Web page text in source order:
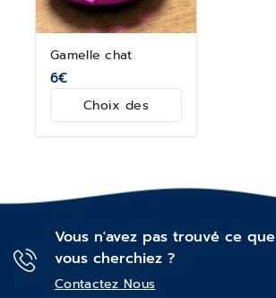
Gamelle chat
6€
Choix des
Vous n'avez pas trouvé ce que
vous cherchiez ?
Contactez Nous